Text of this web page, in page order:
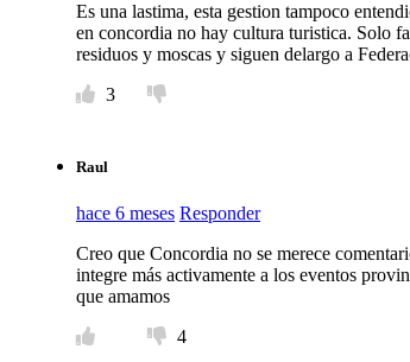
Es una lastima, esta gestion tampoco
en concordia no hay cultura turistica. Solo
residuos y moscas y siguen delargo a
3
Raul
hace 6 meses Responder
Creo que Concordia no se merece
integre más activamente a los eventos
que amamos
4